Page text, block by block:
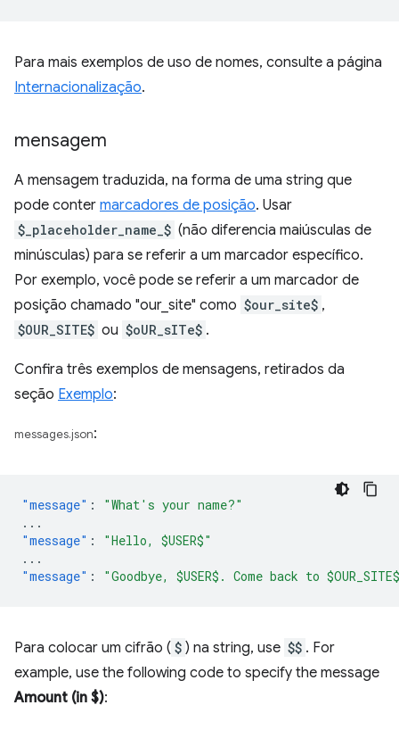
Para mais exemplos de uso de nomes, consulte a página
Internacionalização.
mensagem
A mensagem traduzida, na forma de uma string que
pode conter marcadores de posição. Usar
$_placeholder_name_$ (não diferencia maiúsculas de
minúsculas) para se referir a um marcador específico.
Por exemplo, você pode se referir a um marcador de
posição chamado "our_site" como $our_site$ ,
$OUR_SITE$ ou $oUR_sITe$ .
Confira três exemplos de mensagens, retirados da
seção Exemplo:
messages.json:
"message" :
"What's your name?"
...
"message" :
"Hello, $USER$"
...
"message" : "Goodbye, $USER$. Come back to
Para colocar um cifrão ( $ ) na string, use $$ . For
example, use the following code to specify the message
Amount (in $):